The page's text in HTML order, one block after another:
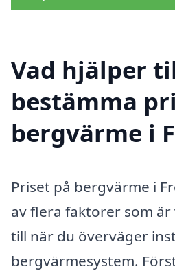
Vad hjälper
bestämma
bergvärme i
Priset på bergvärme i
av flera faktorer som
till när du överväger
bergvärmesystem.